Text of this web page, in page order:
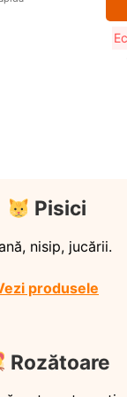
Pisici
nisip, jucării.
produsele
Rozătoare